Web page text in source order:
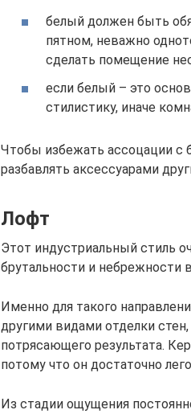
белый должен быть
пятном, неважно
сделать помещение
если белый – это
стилистику, иначе
Чтобы избежать ассоцации
разбавлять аксессуарами
Лофт
Этот индустриальный стиль
брутальности и небрежности
Именно для такого
другими видами отделки
потрясающего результата.
потому что он достаточно
Из стадии ощущения